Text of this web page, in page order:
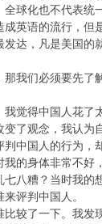
球化也不代表
成英语的流行，
达，凡是美国的
那我们必须要先
觉得中国人花了
了观念，我认
中国人的行为，
的身体非常不
八糟？当时我
评判中国人。
较了一下。我